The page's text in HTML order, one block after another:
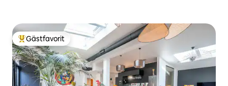
Populär gästfavorit
Gästfavorit